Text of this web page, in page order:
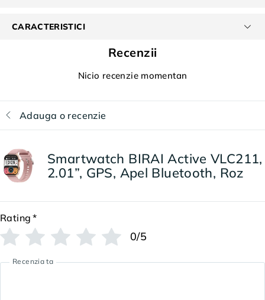
CARACTERISTICI
Recenzii
Nicio recenzie momentan
Adauga o recenzie
Smartwatch BIRAI Active VLC211,
2.01”, GPS, Apel Bluetooth, Roz
Rating *
0/5
Recenzia ta